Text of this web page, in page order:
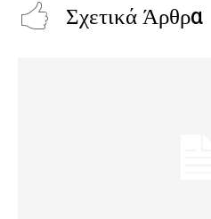
Σχετικά Άρθρα